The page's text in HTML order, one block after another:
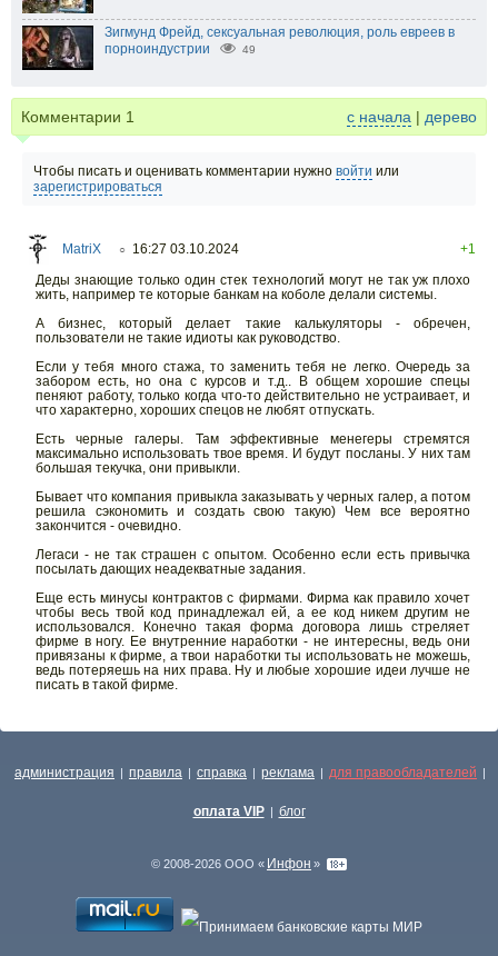
Зигмунд Фрейд, сексуальная революция, роль евреев в
порноиндустрии
49
Комментарии 1 с начала | дерево
Чтобы писать и оценивать комментарии нужно войти или
зарегистрироваться
MatriX ○ 16:27 03.10.2024
+1
Деды знающие только один стек технологий могут не так уж плохо
жить, например те которые банкам на коболе делали системы.
А бизнес, который делает такие калькуляторы - обречен,
пользователи не такие идиоты как руководство.
Если у тебя много стажа, то заменить тебя не легко. Очередь за
забором есть, но она с курсов и т.д.. В общем хорошие спецы
пеняют работу, только когда что-то действительно не устраивает, и
что характерно, хороших спецов не любят отпускать.
Есть черные галеры. Там эффективные менегеры стремятся
максимально использовать твое время. И будут посланы. У них там
большая текучка, они привыкли.
Бывает что компания привыкла заказывать у черных галер, а потом
решила сэкономить и создать свою такую) Чем все вероятно
закончится - очевидно.
Легаси - не так страшен с опытом. Особенно если есть привычка
посылать дающих неадекватные задания.
Еще есть минусы контрактов с фирмами. Фирма как правило хочет
чтобы весь твой код принадлежал ей, а ее код никем другим не
использовался. Конечно такая форма договора лишь стреляет
фирме в ногу. Ее внутренние наработки - не интересны, ведь они
привязаны к фирме, а твои наработки ты использовать не можешь,
ведь потеряешь на них права. Ну и любые хорошие идеи лучше не
писать в такой фирме.
администрация | правила | справка | реклама | для правообладателей |
оплата VIP | блог
© 2008-2026 ООО « Инфон »